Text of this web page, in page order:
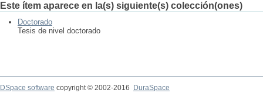
Este ítem aparece en la(s) siguiente(s) colección(ones)
Doctorado
Tesis de nivel doctorado
DSpace software copyright © 2002-2016
DuraSpace